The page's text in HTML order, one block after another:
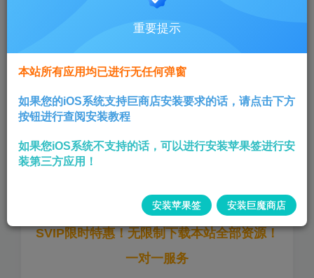
无限货币
版本:1.1.04
SVIP限时特惠！无限制下载本站全部资源！
一对一服务
重要提示
本站所有应用均已进行无任何弹窗
如果您的iOS系统支持巨商店安装要求的话，请点击下方
按钮进行查阅安装教程
如果您iOS系统不支持的话，可以进行安装苹果签进行安
装第三方应用！
安装苹果签 安装巨魔商店